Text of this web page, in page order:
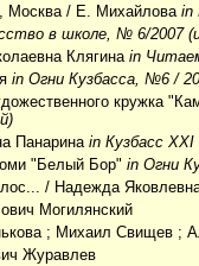
Москва/ Е. Михайловаin
в школе, № 6/2007
Клягинаin
in Огни Кузбасса, №6 /
кружка
Панаринаin Кузбасс
"Белый Бор" in Огни
/ Надежда
Могилянский
; Михаил Свищев ;
Журавлев